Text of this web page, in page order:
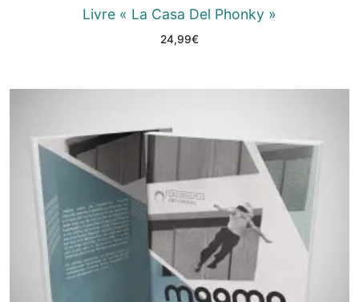
Livre « La Casa Del Phonky »
24,99€